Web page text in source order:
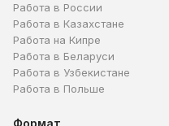
Работа в России
Работа в Казахстане
Работа на Кипре
Работа в Беларуси
Работа в Узбекистане
Работа в Польше